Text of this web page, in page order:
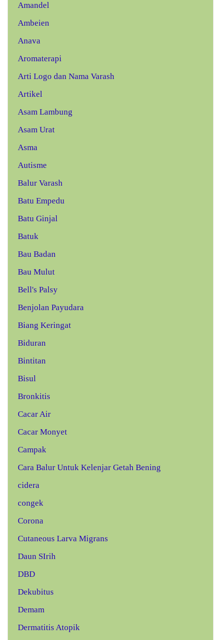
Amandel
Ambeien
Anava
Aromaterapi
Arti Logo dan Nama Varash
Artikel
Asam Lambung
Asam Urat
Asma
Autisme
Balur Varash
Batu Empedu
Batu Ginjal
Batuk
Bau Badan
Bau Mulut
Bell's Palsy
Benjolan Payudara
Biang Keringat
Biduran
Bintitan
Bisul
Bronkitis
Cacar Air
Cacar Monyet
Campak
Cara Balur Untuk Kelenjar Getah Bening
cidera
congek
Corona
Cutaneous Larva Migrans
Daun SIrih
DBD
Dekubitus
Demam
Dermatitis Atopik